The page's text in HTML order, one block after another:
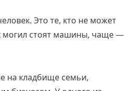
Это те, кто не может
могил стоят машины, чаще —
на кладбище семьи,